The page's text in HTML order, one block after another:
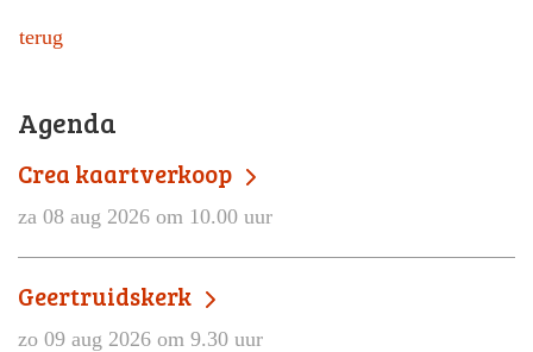
terug
Agenda
Crea kaartverkoop
za 08 aug 2026 om 10.00 uur
Geertruidskerk
zo 09 aug 2026 om 9.30 uur